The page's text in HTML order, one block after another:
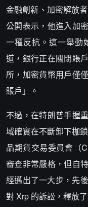
金融創新、加密解放
公開表示，他進入加
一種反抗。這一舉動
道，銀行正在關閉賬
所，加密貨幣用戶僅
賬戶」。
不過，在特朗普手握
域確實在不斷卸下枷
品期貨交易委員會（
審查非常嚴格，但自
經邁出了一大步，先
對 Xrp 的訴訟，釋放